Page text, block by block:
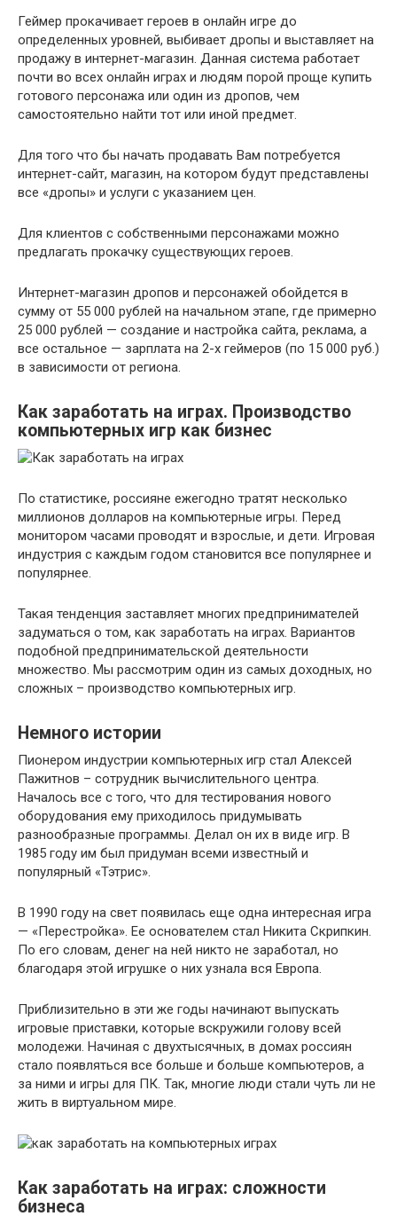
Геймер прокачивает героев в онлайн игре до
определенных уровней, выбивает дропы и выставляет на
продажу в интернет-магазин. Данная система работает
почти во всех онлайн играх и людям порой проще купить
готового персонажа или один из дропов, чем
самостоятельно найти тот или иной предмет.
Для того что бы начать продавать Вам потребуется
интернет-сайт, магазин, на котором будут представлены
все «дропы» и услуги с указанием цен.
Для клиентов с собственными персонажами можно
предлагать прокачку существующих героев.
Интернет-магазин дропов и персонажей обойдется в
сумму от 55 000 рублей на начальном этапе, где примерно
25 000 рублей — создание и настройка сайта, реклама, а
все остальное — зарплата на 2-х геймеров (по 15 000 руб.)
в зависимости от региона.
Как заработать на играх. Производство
компьютерных игр как бизнес
По статистике, россияне ежегодно тратят несколько
миллионов долларов на компьютерные игры. Перед
монитором часами проводят и взрослые, и дети. Игровая
индустрия с каждым годом становится все популярнее и
популярнее.
Такая тенденция заставляет многих предпринимателей
задуматься о том, как заработать на играх. Вариантов
подобной предпринимательской деятельности
множество. Мы рассмотрим один из самых доходных, но
сложных – производство компьютерных игр.
Немного истории
Пионером индустрии компьютерных игр стал Алексей
Пажитнов – сотрудник вычислительного центра.
Началось все с того, что для тестирования нового
оборудования ему приходилось придумывать
разнообразные программы. Делал он их в виде игр. В
1985 году им был придуман всеми известный и
популярный «Тэтрис».
В 1990 году на свет появилась еще одна интересная игра
— «Перестройка». Ее основателем стал Никита Скрипкин.
По его словам, денег на ней никто не заработал, но
благодаря этой игрушке о них узнала вся Европа.
Приблизительно в эти же годы начинают выпускать
игровые приставки, которые вскружили голову всей
молодежи. Начиная с двухтысячных, в домах россиян
стало появляться все больше и больше компьютеров, а
за ними и игры для ПК. Так, многие люди стали чуть ли не
жить в виртуальном мире.
Как заработать на играх: сложности
бизнеса